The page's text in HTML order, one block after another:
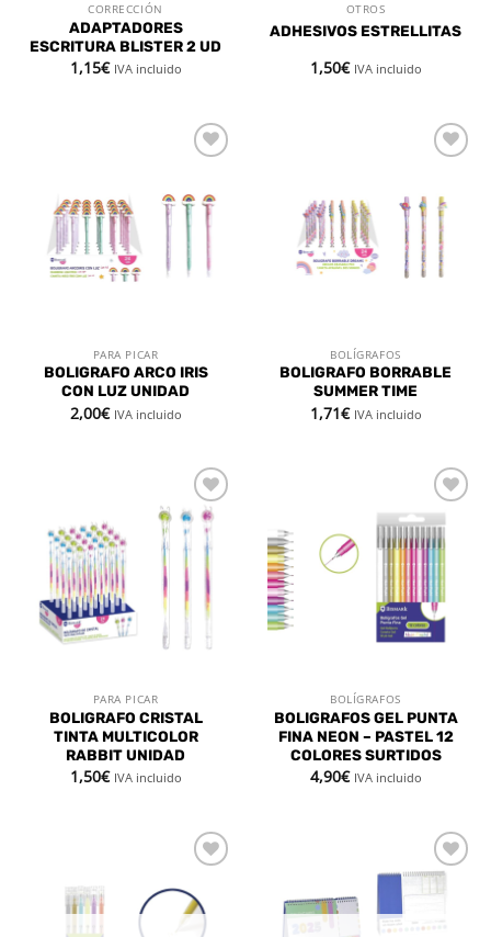
CORRECCIÓN
ADAPTADORES
ESCRITURA BLISTER 2 UD
1,15€ IVA incluido
OTROS
ADHESIVOS ESTRELLITAS
1,50€ IVA incluido
lista de
deseos
PARA PICAR
BOLIGRAFO ARCO IRIS
CON LUZ UNIDAD
2,00€ IVA incluido
lista de
deseos
BOLÍGRAFOS
BOLIGRAFO BORRABLE
SUMMER TIME
1,71€ IVA incluido
Añadir
a la
lista de
deseos
PARA PICAR
BOLIGRAFO CRISTAL
TINTA MULTICOLOR
RABBIT UNIDAD
1,50€ IVA incluido
Añadir
a la
lista de
deseos
BOLÍGRAFOS
BOLIGRAFOS GEL PUNTA
FINA NEON – PASTEL 12
COLORES SURTIDOS
4,90€ IVA incluido
a la
lista de
Añadir
a la
deseos